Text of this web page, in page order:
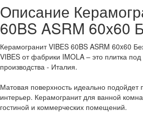
Описание
60BS ASRM 60x60
Керамогранит VIBES 60BS ASRM 60x60
VIBES от фабрики IMOLA – это плитка
производства - Италия.
Матовая поверхность идеально
интерьер. Керамогранит для ванной
гостиной и коммерческих помещений.